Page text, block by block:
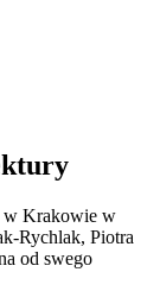
w Krakowie w
Rychlak, Piotra
od swego